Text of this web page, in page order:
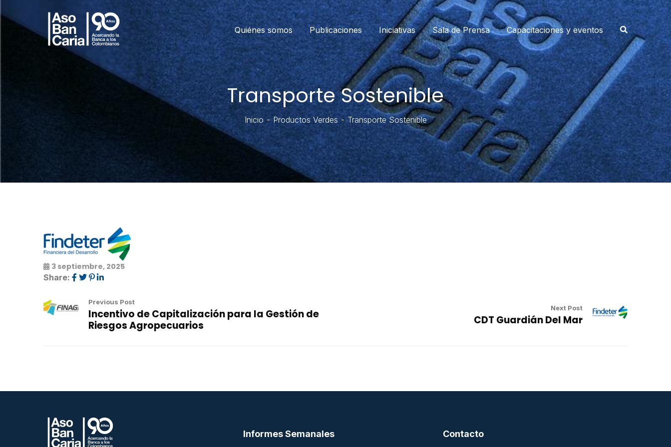
Quiénes somos Publicaciones Iniciativas Sala de Prensa Capacitaciones y eventos
Transporte Sostenible
Inicio Productos Verdes Transporte Sostenible
3 septiembre, 2025
Share:
Previous Post
Incentivo de Capitalización para la Gestión de
Riesgos Agropecuarios
Next Post
CDT Guardián Del Mar
Informes Semanales Contacto